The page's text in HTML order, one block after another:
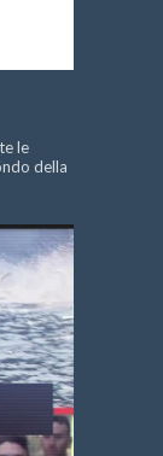
le
della